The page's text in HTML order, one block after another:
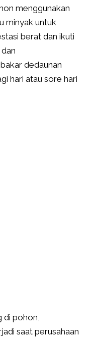
menggunakan
minyak untuk
berat dan ikuti
dedaunan
hari atau sore hari
di pohon,
saat perusahaan